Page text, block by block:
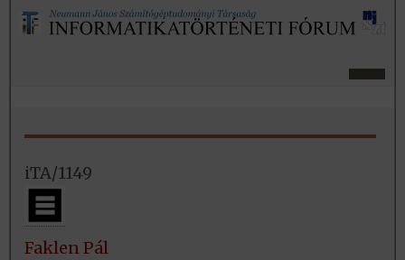
iTA/1149
Faklen Pál